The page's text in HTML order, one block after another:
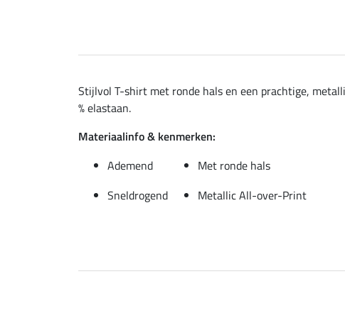
Stijlvol T-shirt met ronde hals en een prachtige,
% elastaan.
Materiaalinfo & kenmerken:
Ademend
Met ronde hals
Sneldrogend
Metallic All-over-Print